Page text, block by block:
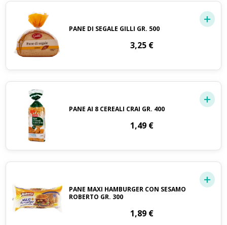
PANE DI SEGALE GILLI GR. 500
3,25 €
PANE AI 8 CEREALI CRAI GR. 400
1,49 €
PANE MAXI HAMBURGER CON SESAMO
ROBERTO GR. 300
1,89 €